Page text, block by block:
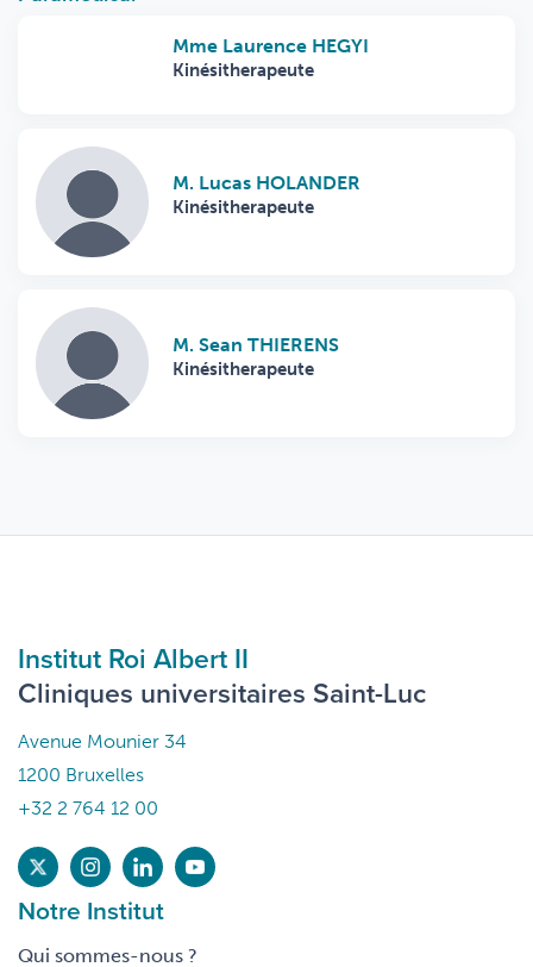
Mme Laurence HEGYI
Kinésitherapeute
M. Lucas HOLANDER
Kinésitherapeute
M. Sean THIERENS
Kinésitherapeute
Institut Roi Albert II
Cliniques universitaires Saint-Luc
Avenue Mounier 34
1200 Bruxelles
+32 2 764 12 00
Notre Institut
Qui sommes-nous ?